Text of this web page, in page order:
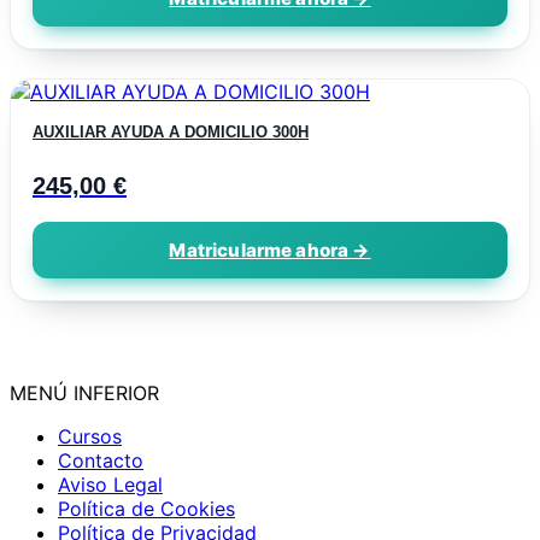
pueden
elegir
en
la
página
producto
AUXILIAR AYUDA A DOMICILIO 300H
245,00 €
Este
tiene
variantes.
opciones
pueden
elegir
página
de
producto
MENÚ INFERIOR
Cursos
Contacto
Aviso Legal
Política de Cookies
Política de Privacidad